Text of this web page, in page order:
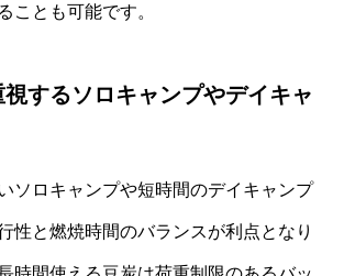
ことも可能です。
するソロキャンプやデイキャ
ソロキャンプや短時間のデイキャンプ
性と燃焼時間のバランスが利点となり